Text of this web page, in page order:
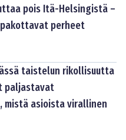
pois Itä-Helsingistä –
perheet
taistelun rikollisuutta
paljastavat
mistä asioista virallinen